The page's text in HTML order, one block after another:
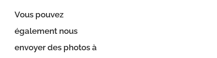
Vous pouvez
également nous
envoyer des photos à